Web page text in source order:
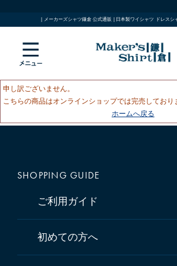
| メーカーズシャツ鎌倉 公式通販 | 日本製ワイシャツ ドレスシ
申し訳ございません。
こちらの商品はオンラインショップでは完売しており
ホームへ戻る
SHOPPING GUIDE
ご利用ガイド
初めての方へ